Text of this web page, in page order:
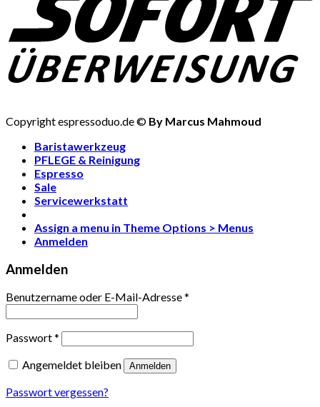
Copyright espressoduo.de © By Marcus Mahmoud
Baristawerkzeug
PFLEGE & Reinigung
Espresso
Sale
Servicewerkstatt
Assign a menu in Theme Options > Menus
Anmelden
Anmelden
Benutzername oder E-Mail-Adresse*
Passwort*
Angemeldet bleiben
Anmelden
Passwort vergessen?